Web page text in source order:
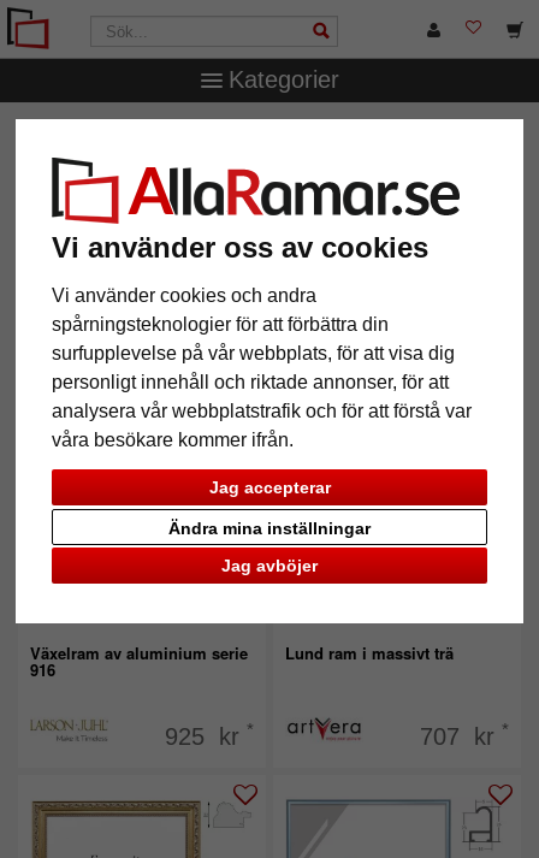
Vi använder oss av cookies
Vi använder cookies och andra
spårningsteknologier för att förbättra din
surfupplevelse på vår webbplats, för att visa dig
personligt innehåll och riktade annonser, för att
analysera vår webbplatstrafik och för att förstå var
våra besökare kommer ifrån.
Jag accepterar
Jag avböjer
Ändra mina inställningar
Kategorier
12 Artiklar Populärast
Grid
Växelram av aluminium serie
916
925 kr *
Lund ram i massivt trä
707 kr *